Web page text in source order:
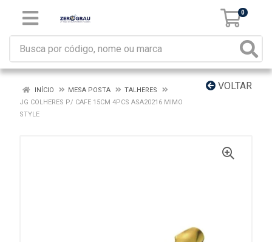
0
VOLTAR
INÍCIO MESA POSTA
TALHERES
JG COLHERES P/ CAFE 15CM 4PCS ASA20216 MIMO
STYLE